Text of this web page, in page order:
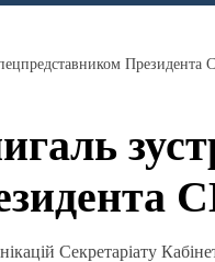
Секретаріату